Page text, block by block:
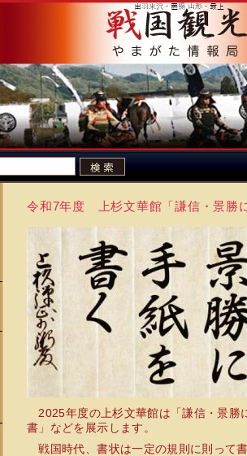
令和7年度 上杉文華館「謙信・景勝
2025年度の上杉文華館は「謙信・景勝
書」などを展示します。
戦国時代、書状は一定の規則に則って